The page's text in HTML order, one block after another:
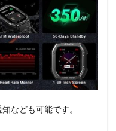
なども可能です。